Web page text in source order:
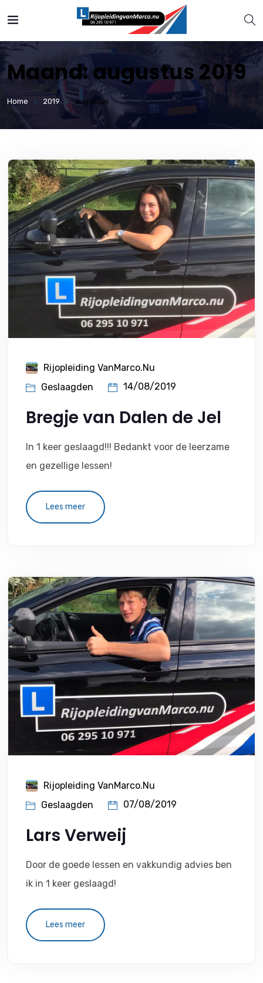
Maand:augustus 2019
Home 2019 augustus
Rijopleiding VanMarco.nu
Geslaagden
14/08/2019
Bregje van Dalen de Jel
In 1 keer geslaagd!!! Bedankt voor de leerzame
en gezellige lessen!
Lees meer
Rijopleiding VanMarco.nu
Geslaagden
07/08/2019
Lars Verweij
Door de goede lessen en vakkundig advies ben
ik in 1 keer geslaagd!
Lees meer